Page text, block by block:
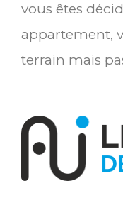
vous êtes
appartement,
terrain mais